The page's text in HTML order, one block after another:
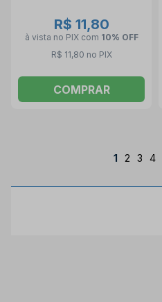
R$ 11,80
à vista no PIX com 10% OFF
R$ 11,80 no PIX
COMPRAR
1 2 3 4